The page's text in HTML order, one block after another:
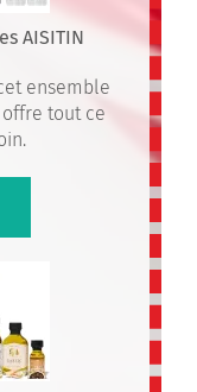
AISITIN
ensemble
tout ce